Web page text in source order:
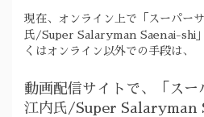
現在、オンライン上で「スーパー
氏/Super Salaryman Saenai-shi
くはオンライン以外での手段は、
動画配信サイトで、「スー
江内氏/Super Salaryman